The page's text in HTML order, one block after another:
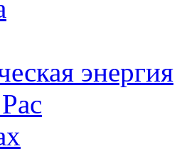
энергия